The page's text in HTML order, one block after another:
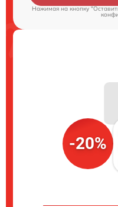
Нажимая на кнопку
-20%